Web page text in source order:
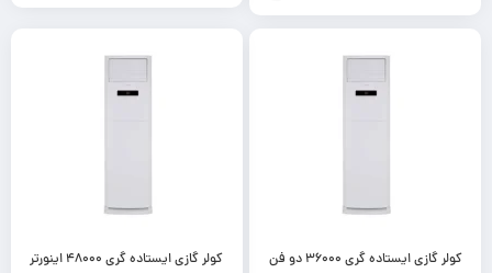
کولر گازی ایستاده گری 36000 دو فن
کولر گازی ایستاده گری 48000 اینورتر